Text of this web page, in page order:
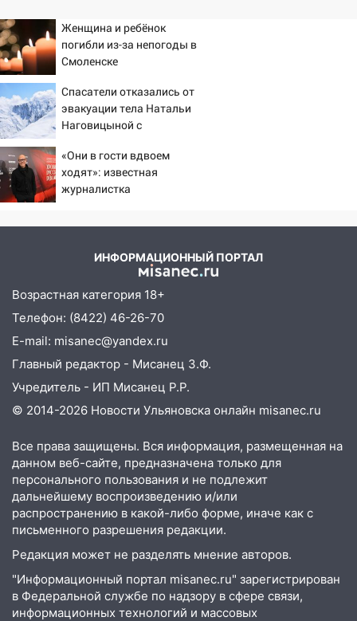
юному велосипедисту на улице
Чернышевского
08:21
В Заволжском районе украли два
велосипеда
07:18
В Ульяновск идет
тридцатиградусная жара: какая будет
погода в четверг
06:00
Четыре года борьбы: ульяновские
юристы помогли женщине засудить УК
прибыль, а кому — испытания на
22:58
Соцсети: на проспекте Тюленева
ДТП с мотоциклистом
Мошенники обманули 92-летнюю
жительницу Ульяновской области
подвез троих незнакомцев на трассе и
заработал уголовное дело
18:14 Прогноз погоды на 6 августа в
Ульяновской области
18:00 Мотофристайл, рок и силовой
экстрим: в Ульяновске пройдет
большой фестиваль «Наше время»
17:30 Где есть бензин в Ульяновске 5
Женщина и ребёнок
погибли из-за непогоды в
Смоленске
Спасатели отказались от
эвакуации тела Натальи
Наговицыной с
«Они в гости вдвоем
ходят»: известная
журналистка
ИНФОРМАЦИОННЫЙ ПОРТАЛ
Возрастная категория 18+
Телефон: (8422) 46-26-70
E-mail: misanec@yandex.ru
Главный редактор - Мисанец З.Ф.
Учредитель - ИП Мисанец Р.Р.
© 2014-2026 Новости Ульяновска онлайн misanec.ru
Все права защищены. Вся информация, размещенная на
данном веб-сайте, предназначена только для
персонального пользования и не подлежит
дальнейшему воспроизведению и/или
распространению в какой-либо форме, иначе как с
письменного разрешения редакции.
Редакция может не разделять мнение авторов.
"Информационный портал misanec.ru" зарегистрирован
в Федеральной службе по надзору в сфере связи,
информационных технологий и массовых